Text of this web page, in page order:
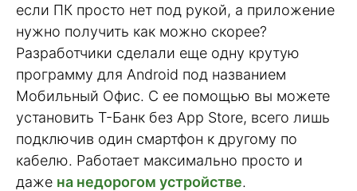
если ПК просто нет под рукой, а приложение
нужно получить как можно скорее?
Разработчики сделали еще одну крутую
программу для Android под названием
Мобильный Офис. С ее помощью вы можете
установить Т-Банк без App Store, всего лишь
подключив один смартфон к другому по
кабелю. Работает максимально просто и
даже на недорогом устройстве.